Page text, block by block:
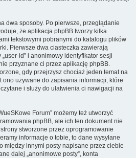
dwa sposoby. Po pierwsze, przeglądanie
że aplikacja phpBB tworzy kilka
tekstowymi pobranymi do katalogu plików
Pierwsze dwa ciasteczka zawierają
id” i anonimowy identyfikator sesji
przyznane ci przez aplikację phpBB.
gdy przejrzysz chociaż jeden temat na
ono używane do zapisania informacji, które
i służy do ułatwienia ci nawigacji na
Forum” możemy też utworzyć
phpBB, ale ich ten dokument nie
stworzone przez oprogramowanie
informacje o tobie, to dane wysyłane
między innymi posty napisane przez ciebie
dalej „anonimowe posty”, konta